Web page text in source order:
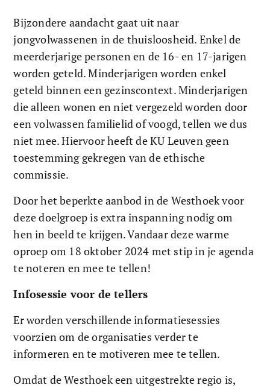
Bijzondere aandacht gaat uit naar
jongvolwassenen in de thuisloosheid. Enkel de
meerderjarige personen en de 16- en 17-jarigen
worden geteld. Minderjarigen worden enkel
geteld binnen een gezinscontext. Minderjarigen
die alleen wonen en niet vergezeld worden door
een volwassen familielid of voogd, tellen we dus
niet mee. Hiervoor heeft de KU Leuven geen
toestemming gekregen van de ethische
commissie.
Door het beperkte aanbod in de Westhoek voor
deze doelgroep is extra inspanning nodig om
hen in beeld te krijgen. Vandaar deze warme
oproep om 18 oktober 2024 met stip in je agenda
te noteren en mee te tellen!
Infosessie voor de tellers
Er worden verschillende informatiesessies
voorzien om de organisaties verder te
informeren en te motiveren mee te tellen.
Omdat de Westhoek een uitgestrekte regio is,